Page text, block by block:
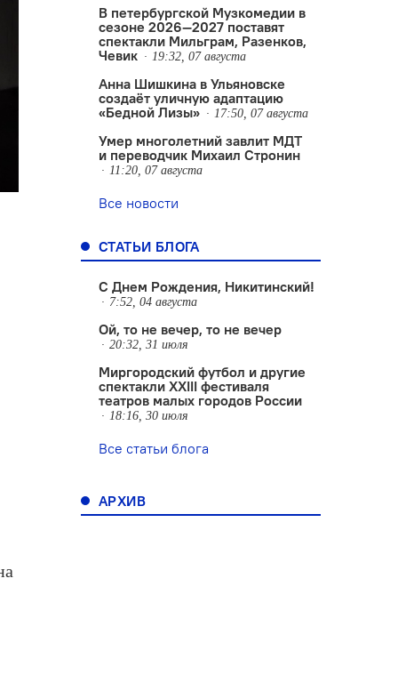
В петербургской Музкомедии в
сезоне 2026—2027 поставят
спектакли Мильграм, Разенков,
Чевик
19:32, 07 августа
Анна Шишкина в Ульяновске
создаëт уличную адаптацию
«Бедной Лизы»
17:50, 07 августа
Умер многолетний завлит МДТ
и переводчик Михаил Стронин
11:20, 07 августа
Все новости
СТАТЬИ БЛОГА
С Днем Рождения, Никитинский!
7:52, 04 августа
Ой, то не вечер, то не вечер
20:32, 31 июля
Миргородский футбол и другие
спектакли XXIII фестиваля
театров малых городов России
18:16, 30 июля
Все статьи блога
АРХИВ